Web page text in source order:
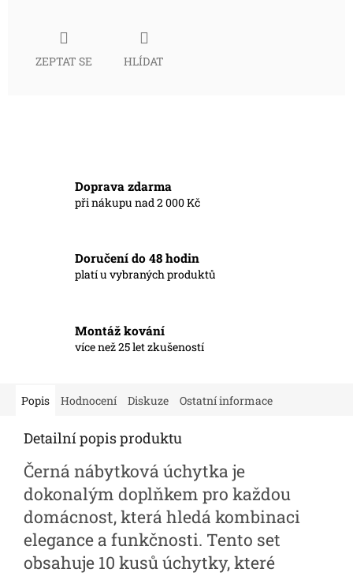
ZEPTAT SE HLÍDAT
Doprava zdarma
při nákupu nad 2 000 Kč
Doručení do 48 hodin
platí u vybraných produktů
Montáž kování
více než 25 let zkušeností
Popis Hodnocení Diskuze Ostatní informace
Detailní popis produktu
Černá nábytková úchytka je
dokonalým doplňkem pro každou
domácnost, která hledá kombinaci
elegance a funkčnosti. Tento set
obsahuje 10 kusů úchytky, které